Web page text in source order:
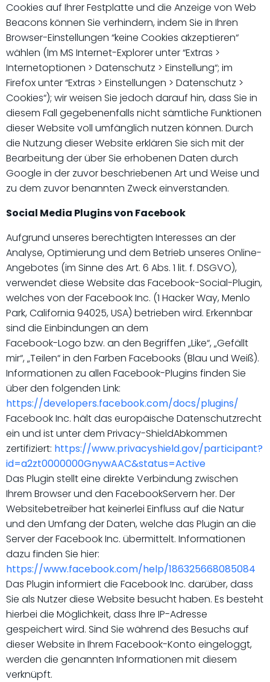
Cookies auf Ihrer Festplatte und die Anzeige von Web
Beacons können Sie verhindern, indem Sie in Ihren
Browser-Einstellungen “keine Cookies akzeptieren“
wählen (Im MS Internet-Explorer unter “Extras >
Internetoptionen > Datenschutz > Einstellung“; im
Firefox unter “Extras > Einstellungen > Datenschutz >
Cookies“); wir weisen Sie jedoch darauf hin, dass Sie in
diesem Fall gegebenenfalls nicht sämtliche Funktionen
dieser Website voll umfänglich nutzen können. Durch
die Nutzung dieser Website erklären Sie sich mit der
Bearbeitung der über Sie erhobenen Daten durch
Google in der zuvor beschriebenen Art und Weise und
zu dem zuvor benannten Zweck einverstanden.
Social Media Plugins von Facebook
Aufgrund unseres berechtigten Interesses an der
Analyse, Optimierung und dem Betrieb unseres Online-
Angebotes (im Sinne des Art. 6 Abs. 1 lit. f. DSGVO),
verwendet diese Website das Facebook-Social-Plugin,
welches von der Facebook Inc. (1 Hacker Way, Menlo
Park, California 94025, USA) betrieben wird. Erkennbar
sind die Einbindungen an dem
Facebook-Logo bzw. an den Begriffen „Like“, „Gefällt
mir“, „Teilen“ in den Farben Facebooks (Blau und Weiß).
Informationen zu allen Facebook-Plugins finden Sie
über den folgenden Link:
https://developers.facebook.com/docs/plugins/
Facebook Inc. hält das europäische Datenschutzrecht
ein und ist unter dem Privacy-ShieldAbkommen
zertifiziert: https://www.privacyshield.gov/participant?
id=a2zt0000000GnywAAC&status=Active
Das Plugin stellt eine direkte Verbindung zwischen
Ihrem Browser und den FacebookServern her. Der
Websitebetreiber hat keinerlei Einfluss auf die Natur
und den Umfang der Daten, welche das Plugin an die
Server der Facebook Inc. übermittelt. Informationen
dazu finden Sie hier:
https://www.facebook.com/help/186325668085084
Das Plugin informiert die Facebook Inc. darüber, dass
Sie als Nutzer diese Website besucht haben. Es besteht
hierbei die Möglichkeit, dass Ihre IP-Adresse
gespeichert wird. Sind Sie während des Besuchs auf
dieser Website in Ihrem Facebook-Konto eingeloggt,
werden die genannten Informationen mit diesem
verknüpft.